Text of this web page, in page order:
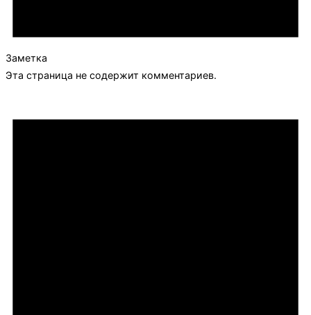
Заметка
Эта страница не содержит комментариев.